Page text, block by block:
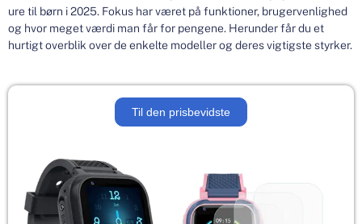
ure til børn i 2025. Fokus har været på funktioner, brugervenlighed
og hvor meget værdi man får for pengene. Herunder får du et
hurtigt overblik over de enkelte modeller og deres vigtigste styrker.
Til den prisbevidste